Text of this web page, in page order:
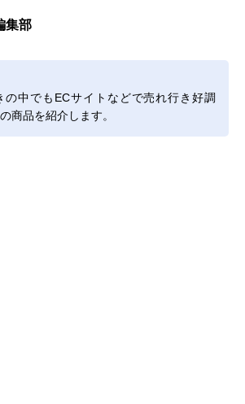
集部
の中でもECサイトなどで売れ行き好調
商品を紹介します。